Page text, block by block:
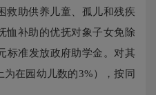
救助供养儿童、孤儿和残疾
恤补助的优抚对象子女免除
标准发放政府助学金。对其
在园幼儿数的3%），按同